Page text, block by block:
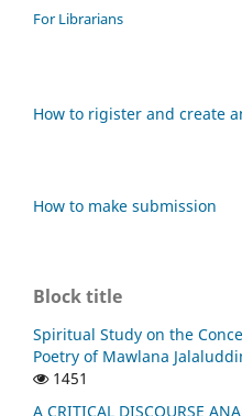
For Librarians
How to rigister and create
How to make submission
Block title
Spiritual Study on the
Poetry of Mawlana
1451
A CRITICAL DISCOURSE